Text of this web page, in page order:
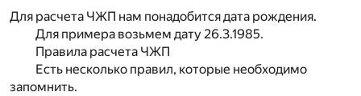
Для расчета ЧЖП нам понадобится дата рождения.
Для примера возьмем дату 26.3.1985.
Правила расчета ЧЖП
Есть несколько правил, которые необходимо
запомнить.